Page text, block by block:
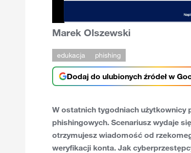
Marek Olszewski
edukacja phishing
Dodaj do ulubionych źródeł w
W ostatnich tygodniach
phishingowych. Scenariusz wydaje
otrzymujesz wiadomość od
weryfikacji konta. Jak